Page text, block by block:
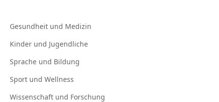
Gesundheit und Medizin
Kinder und Jugendliche
Sprache und Bildung
Sport und Wellness
Wissenschaft und Forschung